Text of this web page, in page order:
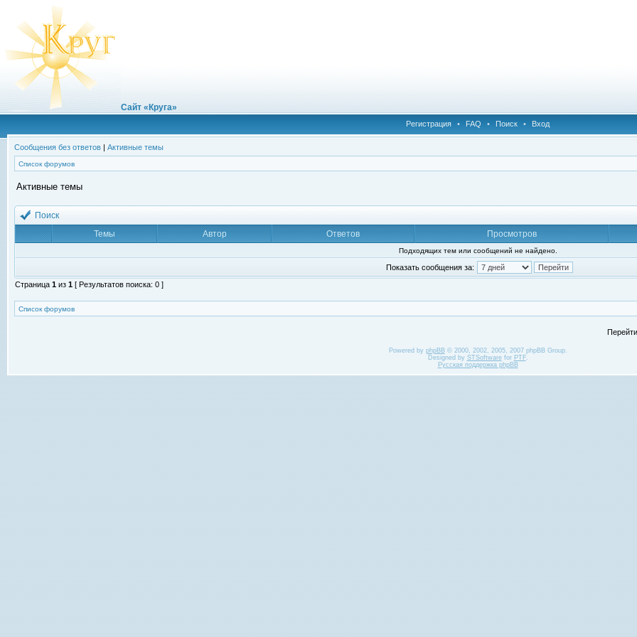
Сайт «Круга»
Регистрация • FAQ • Поиск • Вход
Сообщения без ответов | Активные темы
Список форумов
Активные темы
Поиск
Темы
Автор Ответов Просмотров
Подходящих тем или сообщений не найдено.
Показать сообщения за:
Страница 1 из 1 [ Результатов поиска: 0 ]
Список форумов
Powered by phpBB© 2000, 2002, 2005, 2007 phpBB Group.
Designed by STSoftwarefor PTF.
Русская поддержка phpBB